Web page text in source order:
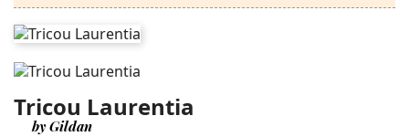
Tricou Laurentia
by Gildan